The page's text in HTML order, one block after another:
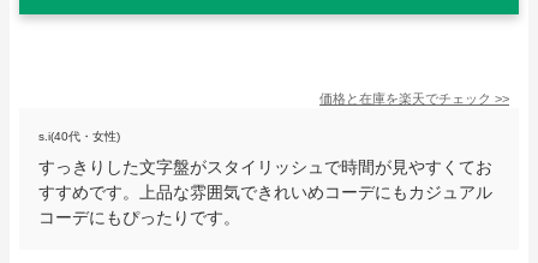
価格と在庫を楽天でチェック >>
s.i(40代・女性)
すっきりした文字盤がスタイリッシュで時間が見やすくてお
すすめです。上品な雰囲気できれいめコーデにもカジュアル
コーデにもぴったりです。